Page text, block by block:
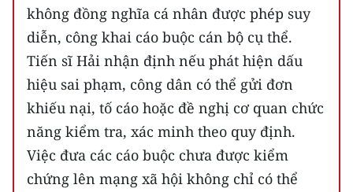
không đồng nghĩa cá nhân được phép suy
diễn, công khai cáo buộc cán bộ cụ thể.
Tiến sĩ Hải nhận định nếu phát hiện dấu
hiệu sai phạm, công dân có thể gửi đơn
khiếu nại, tố cáo hoặc đề nghị cơ quan chức
năng kiểm tra, xác minh theo quy định.
Việc đưa các cáo buộc chưa được kiểm
chứng lên mạng xã hội không chỉ có thể